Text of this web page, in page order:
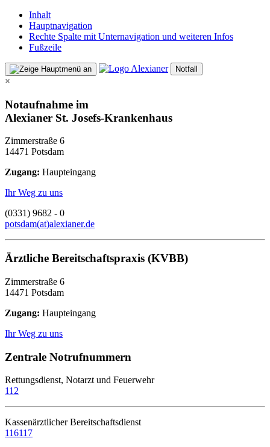
Inhalt
Hauptnavigation
Rechte Spalte mit Unternavigation und weiteren Infos
Fußzeile
Notfall
×
Notaufnahme im
Alexianer St. Josefs-Krankenhaus
Zimmerstraße 6
14471 Potsdam
Zugang: Haupteingang
Ihr Weg zu uns
(0331) 9682 - 0
potsdam(at)alexianer.de
Ärztliche Bereitschaftspraxis (KVBB)
Zimmerstraße 6
14471 Potsdam
Zugang: Haupteingang
Ihr Weg zu uns
Zentrale Notrufnummern
Rettungsdienst, Notarzt und Feuerwehr
112
Kassenärztlicher Bereitschaftsdienst
116117